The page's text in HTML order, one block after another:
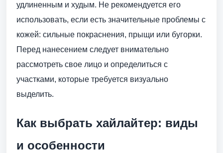
удлиненным и худым. Не рекомендуется его
использовать, если есть значительные проблемы с
кожей: сильные покраснения, прыщи или бугорки.
Перед нанесением следует внимательно
рассмотреть свое лицо и определиться с
участками, которые требуется визуально
выделить.
Как выбрать хайлайтер: виды
и особенности